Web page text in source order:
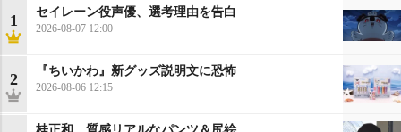
1
セイレーン役声優、選考理由を告白
2026-08-07 12:00
2
『ちいかわ』新グッズ説明文に恐怖
2026-08-06 12:15
桂正和、質感リアルなパンツ＆尻絵